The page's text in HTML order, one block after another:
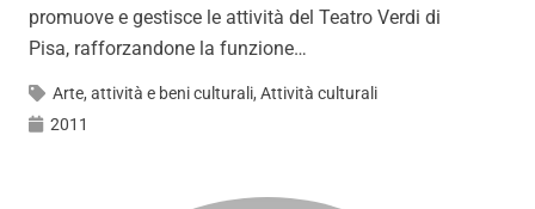
promuove e gestisce le attività del Teatro Verdi di
Pisa, rafforzandone la funzione…
Arte, attività e beni culturali, Attività culturali
2011